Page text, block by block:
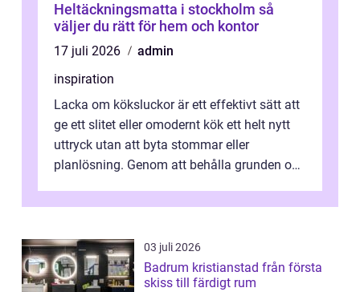
Heltäckningsmatta i stockholm så
väljer du rätt för hem och kontor
17 juli 2026
admin
inspiration
Lacka om köksluckor är ett effektivt sätt att
ge ett slitet eller omodernt kök ett helt nytt
uttryck utan att byta stommar eller
planlösning. Genom att behålla grunden och
03 juli 2026
Badrum kristianstad från första
skiss till färdigt rum